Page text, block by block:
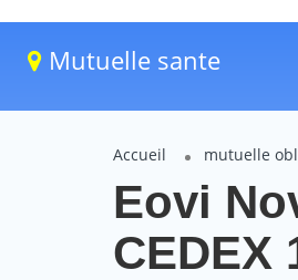
Mutuelle sante
Accueil mutuelle
Eovi
CEDEX